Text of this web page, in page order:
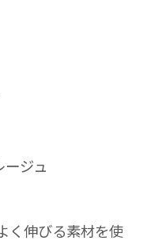
ジュ
く伸びる素材を使